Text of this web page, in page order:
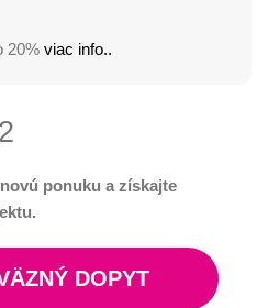
20% viac info..
ponuku a získajte
DOPYT